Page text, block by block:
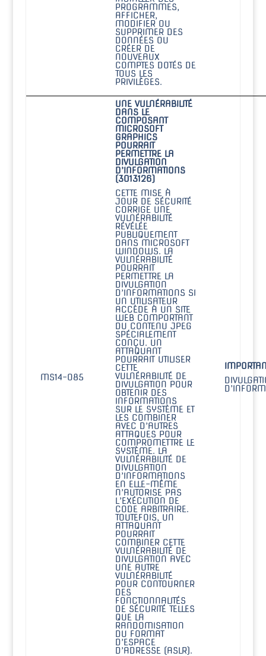
PROGRAMMES,
AFFICHER,
MODIFIER OU
SUPPRIMER DES
DONNÉES OU
CRÉER DE
NOUVEAUX
COMPTES DOTÉS DE
TOUS LES
PRIVILÈGES.
MS14-085
UNE VULNÉRABILITÉ
DANS LE
COMPOSANT
MICROSOFT
GRAPHICS
POURRAIT
PERMETTRE LA
DIVULGATION
D’INFORMATIONS
(3013126)
CETTE MISE À
JOUR DE SÉCURITÉ
CORRIGE UNE
VULNÉRABILITÉ
RÉVÉLÉE
PUBLIQUEMENT
DANS MICROSOFT
WINDOWS. LA
VULNÉRABILITÉ
POURRAIT
PERMETTRE LA
DIVULGATION
D’INFORMATIONS SI
UN UTILISATEUR
ACCÈDE À UN SITE
WEB COMPORTANT
DU CONTENU JPEG
SPÉCIALEMENT
CONÇU. UN
ATTAQUANT
POURRAIT UTILISER
CETTE
VULNÉRABILITÉ DE
DIVULGATION POUR
OBTENIR DES
INFORMATIONS
SUR LE SYSTÈME ET
LES COMBINER
AVEC D’AUTRES
ATTAQUES POUR
COMPROMETTRE LE
SYSTÈME. LA
VULNÉRABILITÉ DE
DIVULGATION
D’INFORMATIONS
EN ELLE-MÊME
N’AUTORISE PAS
L’EXÉCUTION DE
CODE ARBITRAIRE.
TOUTEFOIS, UN
ATTAQUANT
POURRAIT
COMBINER CETTE
VULNÉRABILITÉ DE
DIVULGATION AVEC
UNE AUTRE
VULNÉRABILITÉ
POUR CONTOURNER
DES
FONCTIONNALITÉS
DE SÉCURITÉ TELLES
QUE LA
RANDOMISATION
DU FORMAT
D’ESPACE
D’ADRESSE (ASLR).